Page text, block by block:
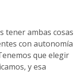
tener ambas cosas
con autonomía
que elegir
y esa